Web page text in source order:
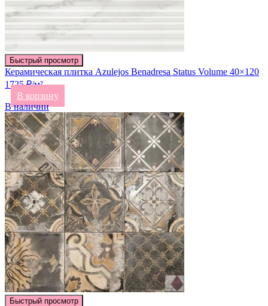
Быстрый просмотр
Керамическая плитка Azulejos Benadresa Status Volume 40×120
1725 ₽/м²
В корзину
В наличии
Быстрый просмотр